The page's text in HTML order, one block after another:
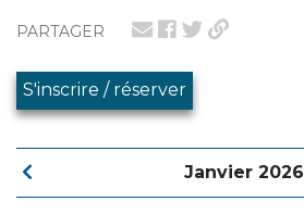
PARTAGER
S'inscrire / réserver
Janvier 2026